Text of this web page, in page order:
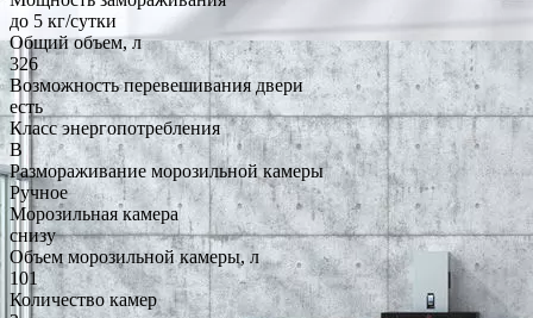
до 5 кг/cутки
Общий объем, л
326
Возможность перевешивания двери
есть
Класс энергопотребления
B
Размораживание морозильной камеры
Ручное
Морозильная камера
снизу
Объем морозильной камеры, л
101
Количество камер